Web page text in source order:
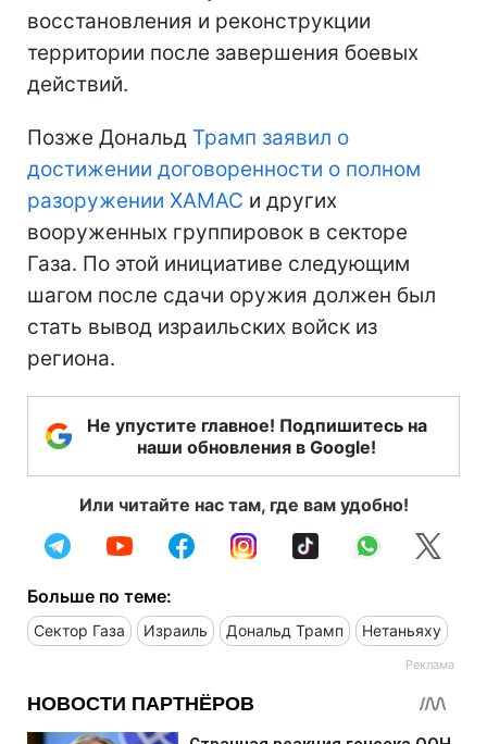
восстановления и реконструкции
территории после завершения боевых
действий.
Позже Дональд Трамп заявил о
достижении договоренности о полном
разоружении ХАМАС и других
вооруженных группировок в секторе
Газа. По этой инициативе следующим
шагом после сдачи оружия должен был
стать вывод израильских войск из
региона.
Не упустите главное! Подпишитесь на
наши обновления в Google!
Или читайте нас там, где вам удобно!
Больше по теме:
Сектор Газа Израиль Дональд Трамп Нетаньяху